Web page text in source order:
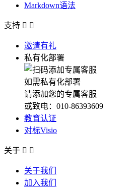
Markdown语法
支持  
邀请有礼
私有化部署
如需私有化部署
请添加您的专属客服
或致电：010-86393609
教育认证
对标Visio
关于  
关于我们
加入我们